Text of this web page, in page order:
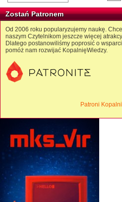
Zostań Patronem
Od 2006 roku popularyzujemy naukę.
naszym Czytelnikom jeszcze więcej
Dlatego postanowiliśmy poprosić o
pomóż nam rozwijać KopalnięWiedzy.
Patroni